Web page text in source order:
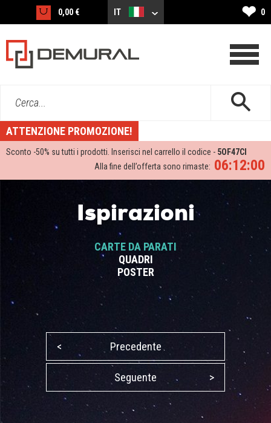
0,00 € IT ❤ 0
Cerca...
ATTENZIONE PROMOZIONE!
Sconto -50% su tutti i prodotti. Inserisci nel carrello il codice - 5OF47CI
06:12:00
Alla fine dell’offerta sono rimaste:
Ispirazioni
CARTE DA PARATI
QUADRI
POSTER
< Precedente
Seguente >